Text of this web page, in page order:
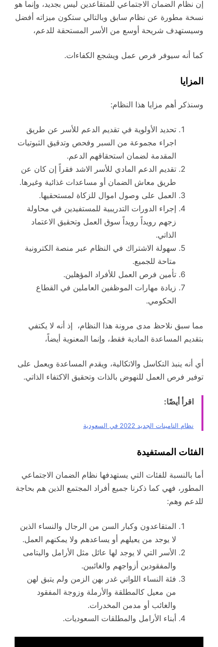
إن نظام الضمان الاجتماعي للمتقاعدين ليس بجديد، وإنما هو
نسخة مطورة عن نظام سابق وبالتالي ستكون ميزاته أفضل
وسيستهدف شريحة أوسع من الأسر المستحقة للدعم،
كما أنه سيوفر فرص عمل ويشجع الكفاءات.
المزايا
وسنذكر أهم مزايا هذا النظام:
تحديد الأولوية في تقديم الدعم للأسر عن طريق
اجراء مجموعة من السبر وفحص وتدقيق الثبوتيات
المقدمة لضمان استحقاقهم الدعم.
تقديم الدعم المادي للأسر الاشد فقراً إن كان عن
طريق معاش الضمان أو مساعدات غذائية وغيرها.
العمل على وصول اموال للزكاة لمستحقيها.
إجراء الدورات التدريبية للمستفيدين في محاولة
زجهم رويداً رويداً سوق العمل وتحقيق الاعتماد
الذاتي.
سهولة الاشتراك في النظام عبر منصة الكترونية
متاحة للجميع.
تأمين فرص العمل للأفراد المؤهلين.
زيادة مهارات الموظفين العاملين في القطاع
الحكومي.
مما سبق نلاحظ مدى مرونة هذا النظام، إذ أنه لا يكتفي
بتقديم المساعدة المادية فقط، وإنما المعنوية أيضاً،
أي أنه ينبذ التكاسل والاتكالية، ويقدم المساعدة ويعمل على
توفير فرص العمل للنهوض بالذات وتحقيق الاكتفاء الذاتي.
اقرأ أيضًا:
نظام التامينات الجديد 2022 في السعودية
الفئات المستفيدة
أما بالنسبة للفئات التي يستهدفها نظام الضمان الاجتماعي
المطور، فهي كما ذكرنا جميع أفراد المجتمع الذين هم بحاجة
للدعم وهم:
المتقاعدون وكبار السن من الرجال والنساء الذين
لا يوجد من يعيلهم أو يساعدهم ولا يمكنهم العمل.
الأسر التي لا يوجد لها عائل مثل الأرامل واليتامى
والمفقودين أزواجهم والغائبين.
فئة النساء اللواتي غدر بهن الزمن ولم يتبق لهن
من معيل كالمطلقة والأرملة وزوجة المفقود
والغائب أو مدمن المخدرات.
أبناء الأرامل والمطلقات السعوديات.